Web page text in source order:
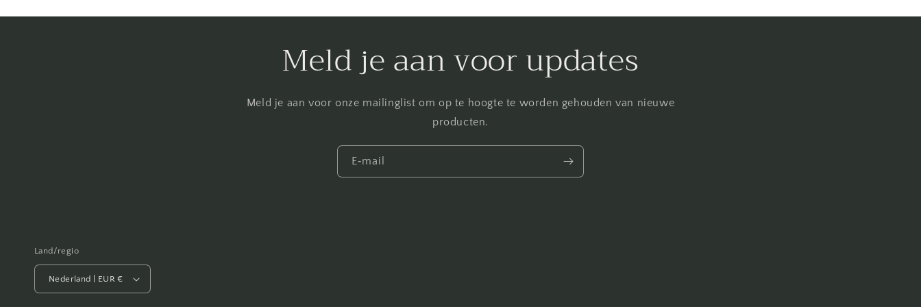
Meld je aan voor updates
Meld je aan voor onze mailinglist om op te hoogte te worden gehouden van nieuwe
producten.
E‑mail
Land/regio
Nederland | EUR €